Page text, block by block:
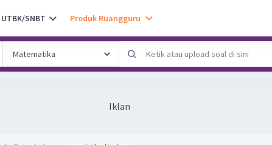
UTBK/SNBT Produk Ruangguru
Iklan